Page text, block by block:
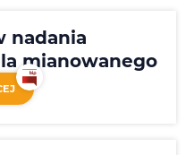
nadania
mianowanego